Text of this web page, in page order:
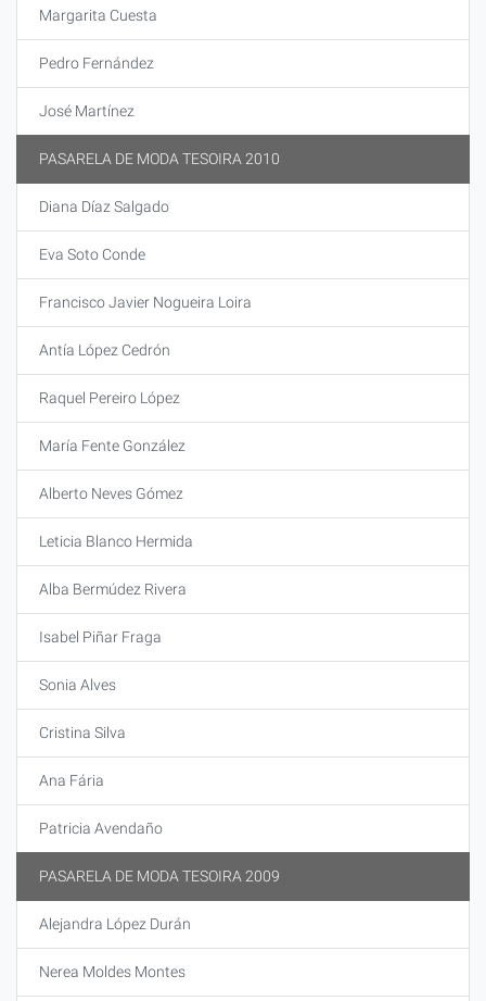
Margarita Cuesta
Pedro Fernández
José Martínez
PASARELA DE MODA TESOIRA 2010
Diana Díaz Salgado
Eva Soto Conde
Francisco Javier Nogueira Loira
Antía López Cedrón
Raquel Pereiro López
María Fente González
Alberto Neves Gómez
Leticia Blanco Hermida
Alba Bermúdez Rivera
Isabel Piñar Fraga
Sonia Alves
Cristina Silva
Ana Fária
Patricia Avendaño
PASARELA DE MODA TESOIRA 2009
Alejandra López Durán
Nerea Moldes Montes